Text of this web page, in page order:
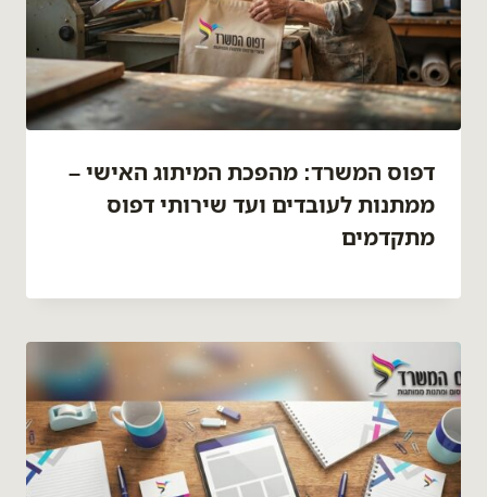
דפוס המשרד: מהפכת המיתוג האישי –
ממתנות לעובדים ועד שירותי דפוס
מתקדמים